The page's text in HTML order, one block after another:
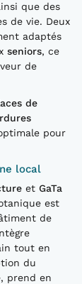
que des
de vie. Deux
adaptés
seniors, ce
de
de
pour
local
et GaTa
est
de
tout en
du
prend en